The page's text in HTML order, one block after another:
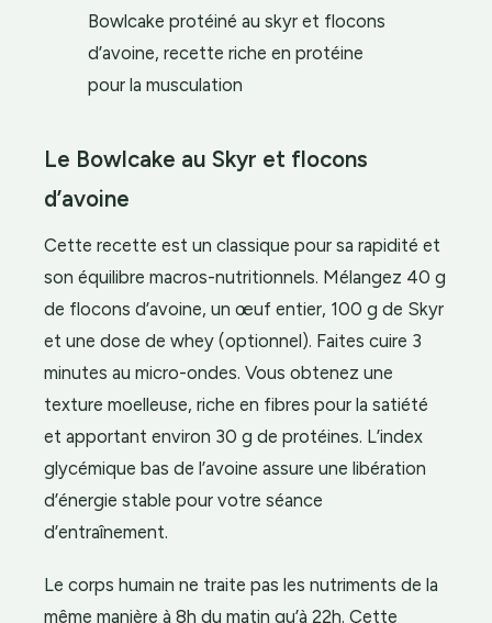
Bowlcake protéiné au skyr et flocons
d’avoine, recette riche en protéine
pour la musculation
Le Bowlcake au Skyr et flocons
d’avoine
Cette recette est un classique pour sa rapidité et
son équilibre macros-nutritionnels. Mélangez 40 g
de flocons d’avoine, un œuf entier, 100 g de Skyr
et une dose de whey (optionnel). Faites cuire 3
minutes au micro-ondes. Vous obtenez une
texture moelleuse, riche en fibres pour la satiété
et apportant environ 30 g de protéines. L’index
glycémique bas de l’avoine assure une libération
d’énergie stable pour votre séance
d’entraînement.
Le corps humain ne traite pas les nutriments de la
même manière à 8h du matin qu’à 22h. Cette